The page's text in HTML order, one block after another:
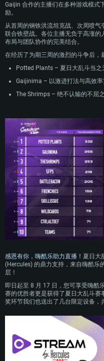
Gaijin 合作的主播们在多种游戏模式
励。
从首周的钢铁洪流坦克战、次周喷
联合铁壁战。各位主播无负于高涨
布局与团队协作的完美结合。
在经历了为期三周的激烈的斗争后，
Potted Plants – 夏日大乱斗当之
Gaijinima – 以激进打法与高效率
The Shrimps – 绝不认输的不屈
感恩有你，嗨酷乐助力直播！ 夏日大
(Hercules) 的鼎力支持，来自嗨酷乐
层！
即日起至 8 月 17 日，您可享受嗨酷
赛的优胜者更是获得了夏日大乱斗
奖环节我们也送出了几台限定设备，